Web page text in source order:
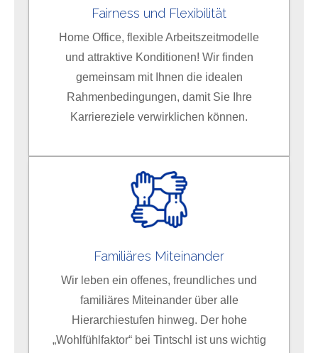
Informationen zum Datenschutz bei Tintschl und über
Tintschl selbst finden Sie in unserer
Fairness und Flexibilität
Home Office, flexible Arbeitszeitmodelle
und attraktive Konditionen! Wir finden
gemeinsam mit Ihnen die idealen
Rahmenbedingungen, damit Sie Ihre
Karriereziele verwirklichen können.
Familiäres Miteinander
Wir leben ein offenes, freundliches und
familiäres Miteinander über alle
Hierarchiestufen hinweg. Der hohe
„Wohlfühlfaktor“ bei Tintschl ist uns wichtig